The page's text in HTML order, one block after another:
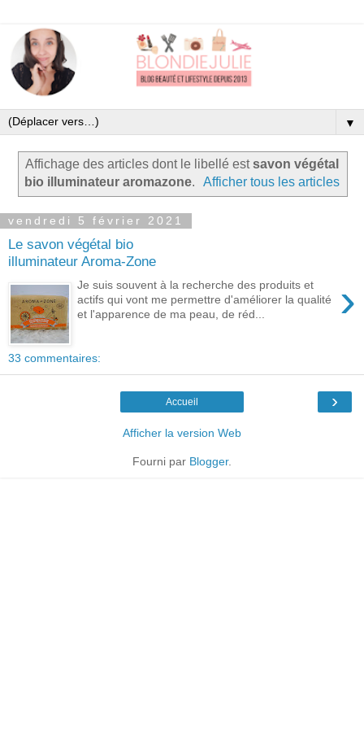
▼
Affichage des articles dont le libellé estsavon végétal
bio illuminateur aromazone. Afficher tous les articles
vendredi 5 février 2021
Le savon végétal bio
illuminateur Aroma-Zone
›
Je suis souvent à la recherche des produits et
actifs qui vont me permettre d'améliorer la qualité
et l'apparence de ma peau, de réd...
33 commentaires:
›
Accueil
Afficher la version Web
Fourni par Blogger.